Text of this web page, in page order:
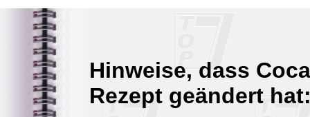
Hinweise, dass
Rezept geändert